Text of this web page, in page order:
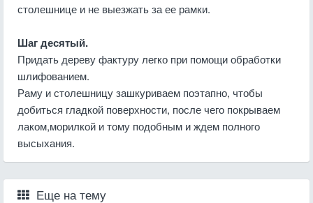
столешнице и не выезжать за ее рамки.
Шаг десятый.
Придать дереву фактуру легко при помощи обработки
шлифованием.
Раму и столешницу зашкуриваем поэтапно, чтобы
добиться гладкой поверхности, после чего покрываем
лаком,морилкой и тому подобным и ждем полного
высыхания.
Еще на тему